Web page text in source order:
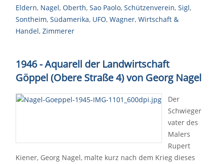
Eldern, Nagel, Oberth, Sao Paolo, Schützenverein, Sigl,
Sontheim, Südamerika, UFO, Wagner, Wirtschaft &
Handel, Zimmerer
1946 - Aquarell der Landwirtschaft
Göppel (Obere Straße 4) von Georg Nagel
Der
Schwieger
vater des
Malers
Rupert
Kiener, Georg Nagel, malte kurz nach dem Krieg dieses